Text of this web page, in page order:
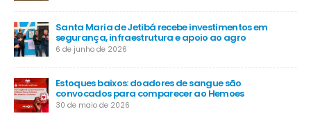
Santa Maria de Jetibá recebe investimentos em
segurança, infraestrutura e apoio ao agro
6 de junho de 2026
Estoques baixos: doadores de sangue são
convocados para comparecer ao Hemoes
30 de maio de 2026